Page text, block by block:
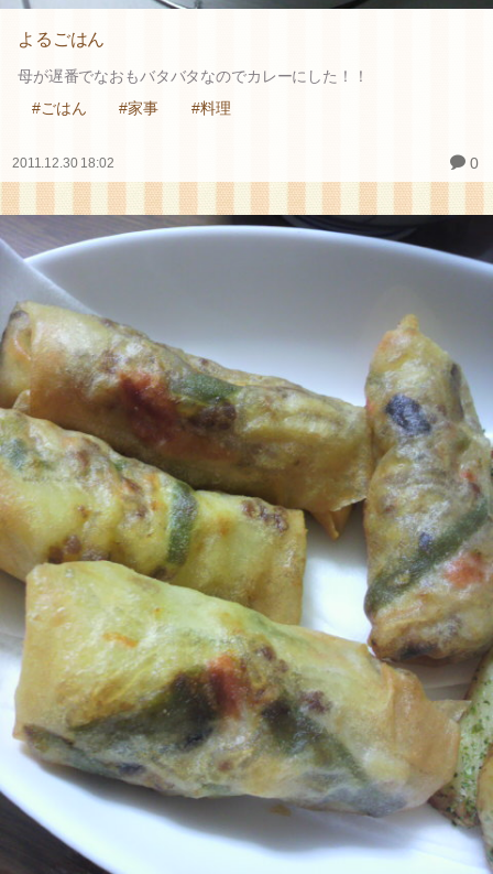
よるごはん
母が遅番でなおもバタバタなのでカレーにした！！
#ごはん
#家事 #料理
2011.12.30 18:02 0